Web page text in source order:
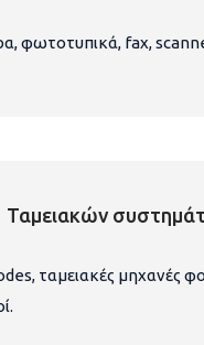
φωτοτυπικά, fax,
Ταμειακών
ταμειακές μηχανές